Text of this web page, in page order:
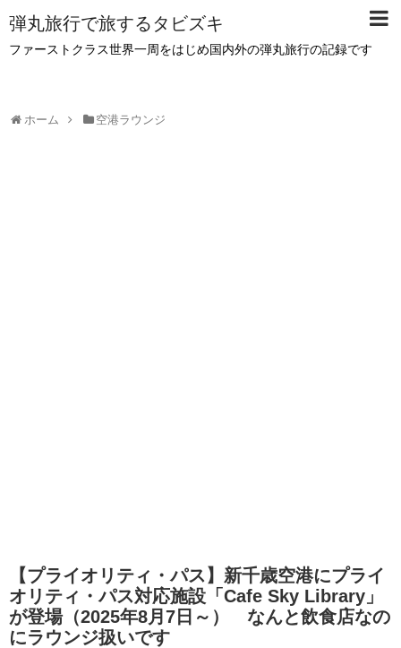
弾丸旅行で旅するタビズキ
ファーストクラス世界一周をはじめ国内外の弾丸旅行の記録です
ホーム 空港ラウンジ
【プライオリティ・パス】新千歳空港にプライ
オリティ・パス対応施設「Cafe Sky Library」
が登場（2025年8月7日～） なんと飲食店なの
にラウンジ扱いです